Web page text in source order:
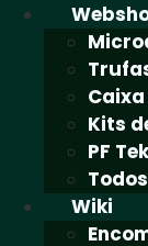
Kits
PF
Todos
Wiki